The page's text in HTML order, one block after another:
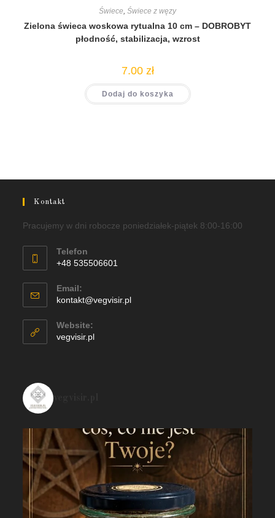
Świece Świece z węzy
Zielona świeca woskowa rytualna 10 cm – DOBROBYT
płodność, stabilizacja, wzrost
7.00 zł
Dodaj do koszyka
Kontakt
Pracujemy w dni robocze poniedziałek-piątek 8:00-16:00
Telefon
+48 535506601
Email:
kontakt@vegvisir.pl
Website:
vegvisir.pl